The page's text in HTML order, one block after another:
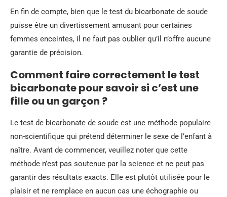
En fin de compte, bien que le test du bicarbonate de soude
puisse être un divertissement amusant pour certaines
femmes enceintes, il ne faut pas oublier qu’il n’offre aucune
garantie de précision.
Comment faire correctement le test
bicarbonate pour savoir si c’est une
fille ou un garçon ?
Le test de bicarbonate de soude est une méthode populaire
non-scientifique qui prétend déterminer le sexe de l’enfant à
naître. Avant de commencer, veuillez noter que cette
méthode n’est pas soutenue par la science et ne peut pas
garantir des résultats exacts. Elle est plutôt utilisée pour le
plaisir et ne remplace en aucun cas une échographie ou